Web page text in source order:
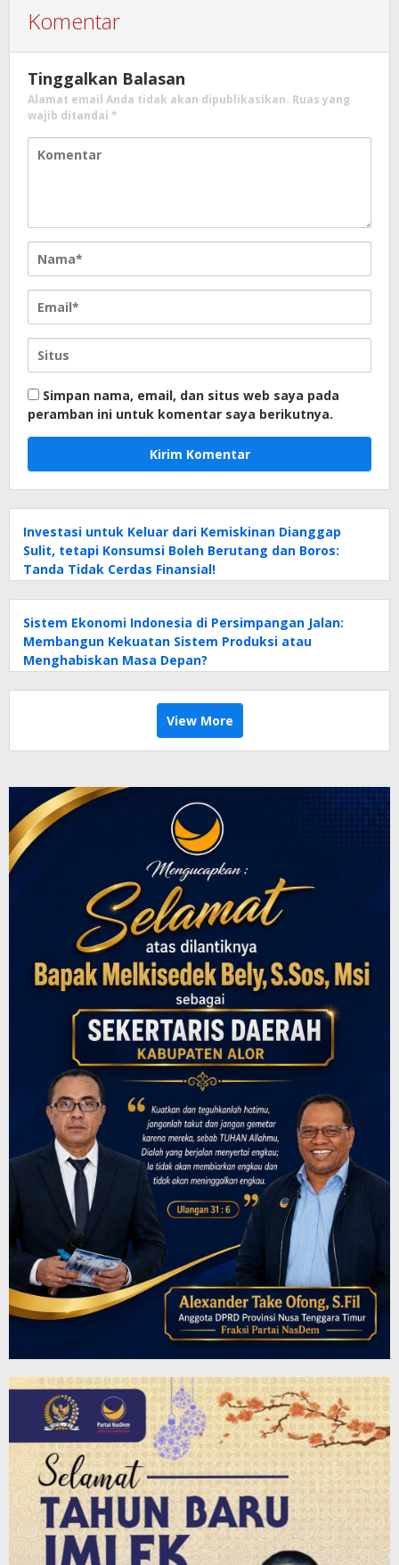
Komentar
Tinggalkan Balasan
Alamat email Anda tidak akan dipublikasikan. Ruas yang
wajib ditandai *
Simpan nama, email, dan situs web saya pada
peramban ini untuk komentar saya berikutnya.
Investasi untuk Keluar dari Kemiskinan Dianggap
Sulit, tetapi Konsumsi Boleh Berutang dan Boros:
Tanda Tidak Cerdas Finansial!
Sistem Ekonomi Indonesia di Persimpangan Jalan:
Membangun Kekuatan Sistem Produksi atau
Menghabiskan Masa Depan?
View More